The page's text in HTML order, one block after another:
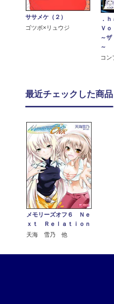
ササメケ（２）
ゴツボ×リュウジ
．
Ｖ
～
～
コン
最近チェックした商品
メモリーズオフ６ Ｎｅ
ｘｔ Ｒｅｌａｔｉｏｎ
天海 雪乃 他